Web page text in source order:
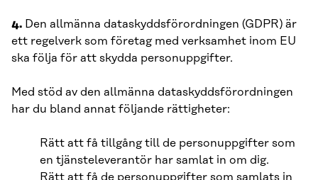
4. Den allmänna dataskyddsförordningen (GDPR) är
ett regelverk som företag med verksamhet inom EU
ska följa för att skydda personuppgifter.
Med stöd av den allmänna dataskyddsförordningen
har du bland annat följande rättigheter:
Rätt att få tillgång till de personuppgifter som
en tjänsteleverantör har samlat in om dig.
Rätt att få de personuppgifter som samlats in